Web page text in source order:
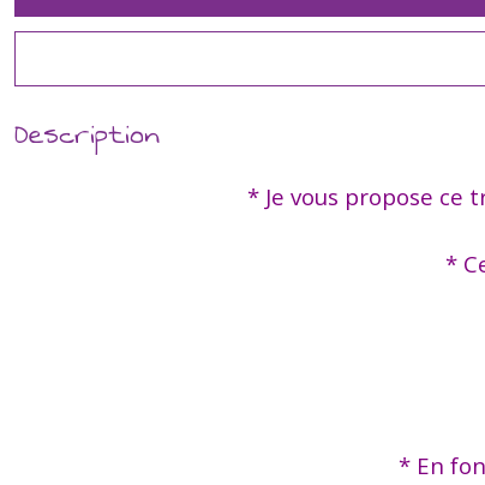
Description
* Je vous propose ce
*
* En